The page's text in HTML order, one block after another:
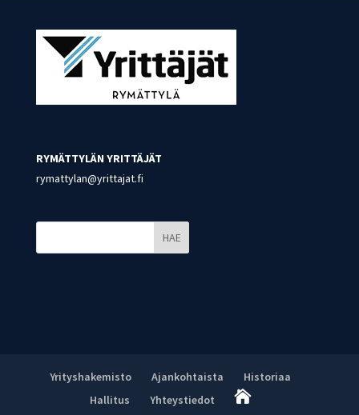
RYMÄTTYLÄN YRITTÄJÄT
rymattylan@yrittajat.fi
HAE
Yrityshakemisto Ajankohtaista
Historiaa
Hallitus
Yhteystiedot 